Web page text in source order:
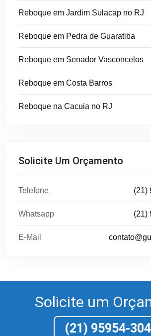
Reboque em Jardim Sulacap no RJ
Reboque em Pedra de Guaratiba
Reboque em Senador Vasconcelos
Reboque em Costa Barros
Reboque na Cacuia no RJ
Solicite Um Orçamento
Telefone (21)
Whatsapp (21)
E-Mail
Solicite um
(21) 95954-